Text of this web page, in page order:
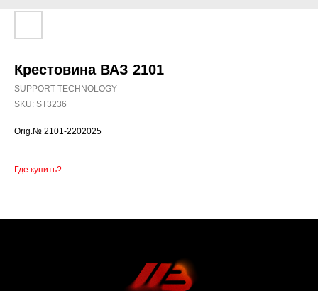
Крестовина ВАЗ 2101
SUPPORT TECHNOLOGY
SKU: ST3236
Orig.№ 2101-2202025
Где купить?